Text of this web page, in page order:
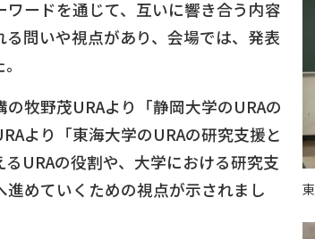
ードを通じて、互いに響き合う内容
問いや視点があり、会場では、発表
牧野茂URAより「静岡大学のURAの
より「東海大学のURAの研究支援と
URAの役割や、大学における研究支
めていくための視点が示されまし